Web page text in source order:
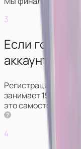
3
Если готовы
аккаунтов.
Регистрация
занимает 15‑20
это
4